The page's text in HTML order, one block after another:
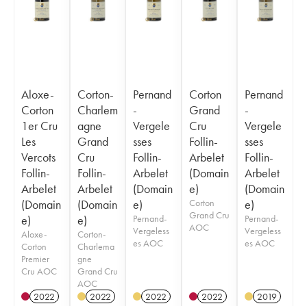
Aloxe-
Corton
1er Cru
Les
Vercots
Follin-
Arbelet
(Domain
e)
Aloxe-
Corton
Premier
Cru AOC
2022
Corton-
Charlem
agne
Grand
Cru
Follin-
Arbelet
(Domain
e)
Corton-
Charlema
gne
Grand Cru
AOC
2022
Pernand
-
Vergele
sses
Follin-
Arbelet
(Domain
e)
Pernand-
Vergeless
es AOC
2022
Corton
Grand
Cru
Follin-
Arbelet
(Domain
e)
Corton
Grand Cru
AOC
2022
Pernand
-
Vergele
sses
Follin-
Arbelet
(Domain
e)
Pernand-
Vergeless
es AOC
2019